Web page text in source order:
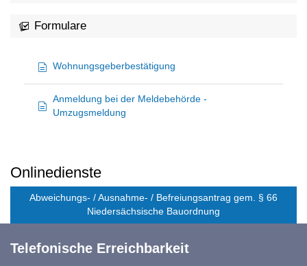
Formulare
Wohnungsgeberbestätigung
Anmeldung bei der Meldebehörde -
Umzugsmeldung
Onlinedienste
Abweichungs- / Ausnahme- / Befreiungsantrag gem. § 66
Niedersächsische Bauordnung
Telefonische Erreichbarkeit